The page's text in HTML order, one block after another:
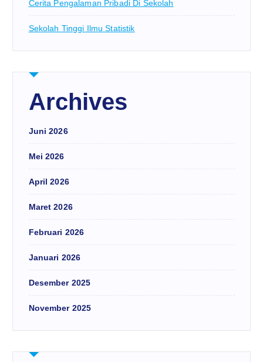
Cerita Pengalaman Pribadi Di Sekolah
Sekolah Tinggi Ilmu Statistik
Archives
Juni 2026
Mei 2026
April 2026
Maret 2026
Februari 2026
Januari 2026
Desember 2025
November 2025